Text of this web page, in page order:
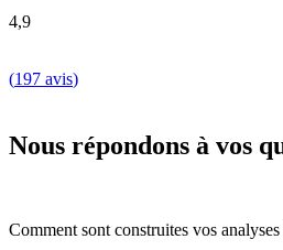
4,9
(197 avis)
Nous répondons à vos
Comment sont construites vos analyses